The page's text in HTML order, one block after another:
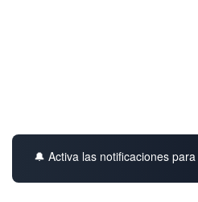
🔔 Activa las notificaciones